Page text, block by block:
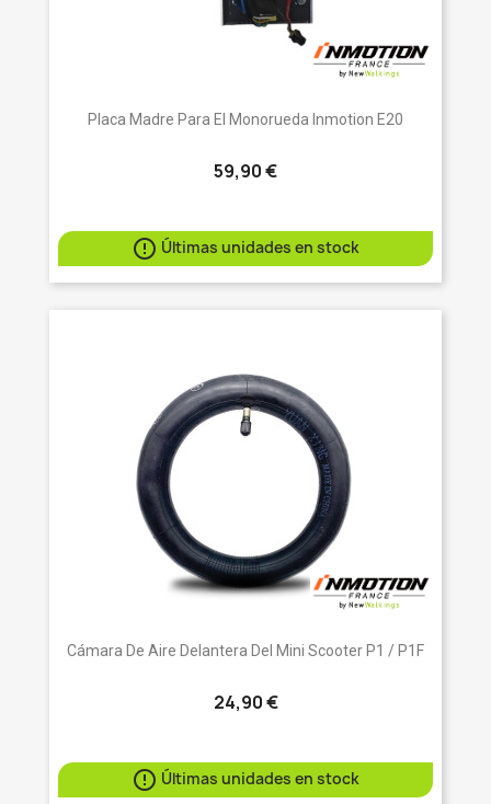
Placa Madre Para El Monorueda Inmotion E20
59,90 €
 Últimas unidades en stock
Cámara De Aire Delantera Del Mini Scooter P1 / P1F
24,90 €
 Últimas unidades en stock